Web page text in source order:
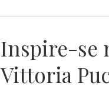
Inspire-se
Vittoria